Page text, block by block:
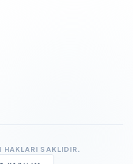
HAKLARI SAKLIDIR.